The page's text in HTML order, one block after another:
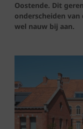
Oostende. Dit
onderscheiden
wel nauw bij aan.